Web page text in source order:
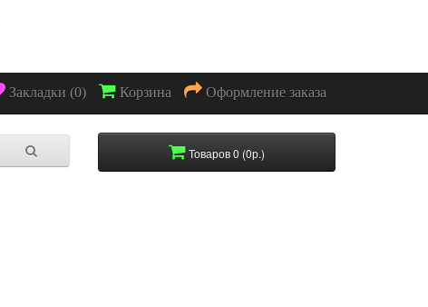
Закладки (0) Корзина Оформление заказа
Товаров 0 (0р.)